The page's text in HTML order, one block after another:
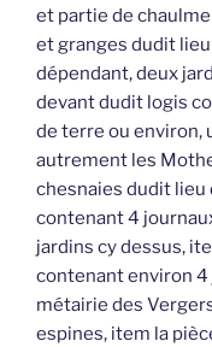
et partie de
et granges dudit
dépendant, deux
devant dudit logis
de terre ou environ,
autrement les
chesnaies dudit lieu
contenant 4
jardins cy dessus,
contenant environ
métairie des
espines, item la